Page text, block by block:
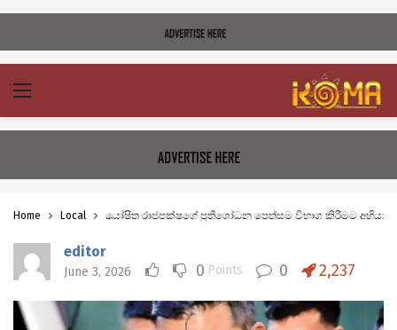
Home Local යෝෂිත රාජපක්ෂගේ ප්‍රතිශෝධන පෙත්සම විභාග කිරීමට
editor
June 3, 2026 0 Points 0 2,237